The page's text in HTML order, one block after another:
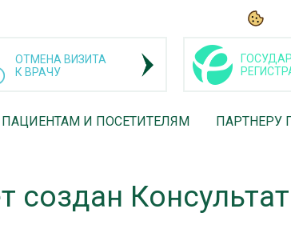
ОТМЕНА ВИЗИТА
К ВРАЧУ
ПАЦИЕНТАМ И ПОСЕТИТЕЛЯМ ПАРТНЕРУ
создан